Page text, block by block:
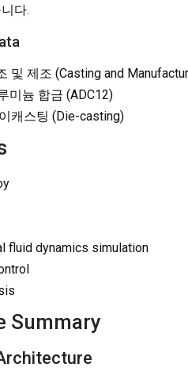
다.
및 제조 (Casting and
미늄 합금 (ADC12)
캐스팅 (Die-casting)
fluid dynamics simulation
Summary